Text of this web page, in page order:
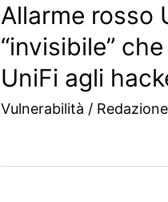
Allarme rosso
“invisibile”
UniFi agli
Vulnerabilità / Redazione